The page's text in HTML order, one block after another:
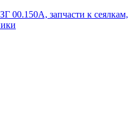
00.150А, запчасти к сеялкам,